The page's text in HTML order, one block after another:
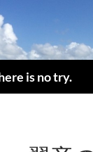
is no try.